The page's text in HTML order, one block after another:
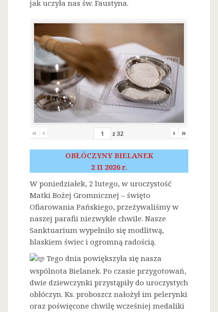
jak uczyła nas św. Faustyna.
« ‹ z32 › »
OBŁÓCZYNY BIELANEK
2 II 2026 r.
W poniedziałek, 2 lutego, w uroczystość
Matki Bożej Gromnicznej – święto
Ofiarowania Pańskiego, przeżywaliśmy w
naszej parafii niezwykłe chwile. Nasze
Sanktuarium wypełniło się modlitwą,
blaskiem świec i ogromną radością.
Tego dnia powiększyła się nasza
wspólnota Bielanek. Po czasie przygotowań,
dwie dziewczynki przystąpiły do uroczystych
obłóczyn. Ks. proboszcz nałożył im pelerynki
oraz poświęcone chwilę wcześniej medaliki